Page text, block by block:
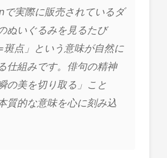
で実際に販売されているダ
ぬいぐるみを見るたび
斑点」という意味が自然に
仕組みです。俳句の精神
の美を切り取る」こと
質的な意味を心に刻み込